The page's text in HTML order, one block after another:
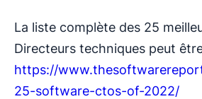
La liste complète des 25
Directeurs techniques peut
https://
25-software-ctos-of-2022/